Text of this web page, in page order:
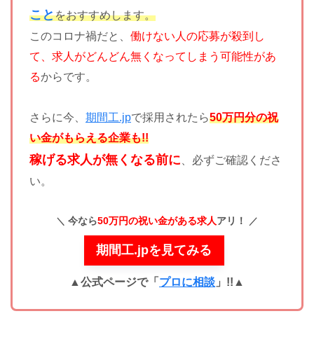
ことをおすすめします。
このコロナ禍だと、 働けない人の応募が殺到し
て、求人がどんどん無くなってしまう可能性があ
るからです。
さらに今、 期間工.jpで採用されたら50万円分の祝
い金がもらえる企業も!!
稼げる求人が無くなる前に 、必ずご確認くださ
い。
今なら50万円の祝い金がある求人アリ！
期間工.jpを見てみる
▲公式ページで「 プロに相談 」!! ▲